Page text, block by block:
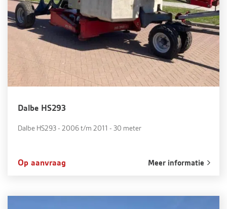
Dalbe HS293
Dalbe HS293 - 2006 t/m 2011 - 30 meter
Op aanvraag Meer informatie